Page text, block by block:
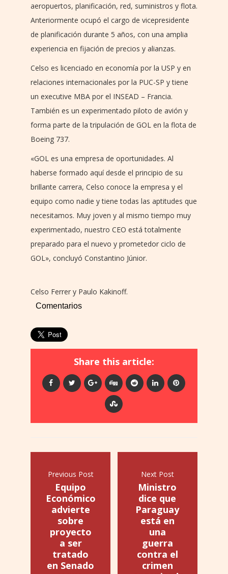
aeropuertos, planificación, red, suministros y flota.
Anteriormente ocupó el cargo de vicepresidente
de planificación durante 5 años, con una amplia
experiencia en fijación de precios y alianzas.
Celso es licenciado en economía por la USP y en
relaciones internacionales por la PUC-SP y tiene
un executive MBA por el INSEAD – Francia.
También es un experimentado piloto de avión y
forma parte de la tripulación de GOL en la flota de
Boeing 737.
«GOL es una empresa de oportunidades. Al
haberse formado aquí desde el principio de su
brillante carrera, Celso conoce la empresa y el
equipo como nadie y tiene todas las aptitudes que
necesitamos. Muy joven y al mismo tiempo muy
experimentado, nuestro CEO está totalmente
preparado para el nuevo y prometedor ciclo de
GOL», concluyó Constantino Júnior.
Celso Ferrer y Paulo Kakinoff.
Comentarios
Share this article:
Previous Post
Equipo
Económico
advierte
sobre
proyecto
a ser
tratado
en Senado
Next Post
Ministro
dice que
Paraguay
está en
una
guerra
contra el
crimen